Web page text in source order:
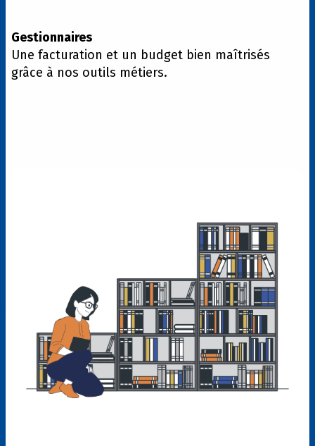
Gestionnaires
Une facturation et un budget bien maîtrisés
grâce à nos outils métiers.